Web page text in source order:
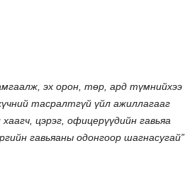
эх орон, төр, ард түмнийхээ
тасралтгүй үйл ажиллагааг
цэрэг, офицерүүдийн гавьяа
гавьяаны одонгоор шагнасугай”